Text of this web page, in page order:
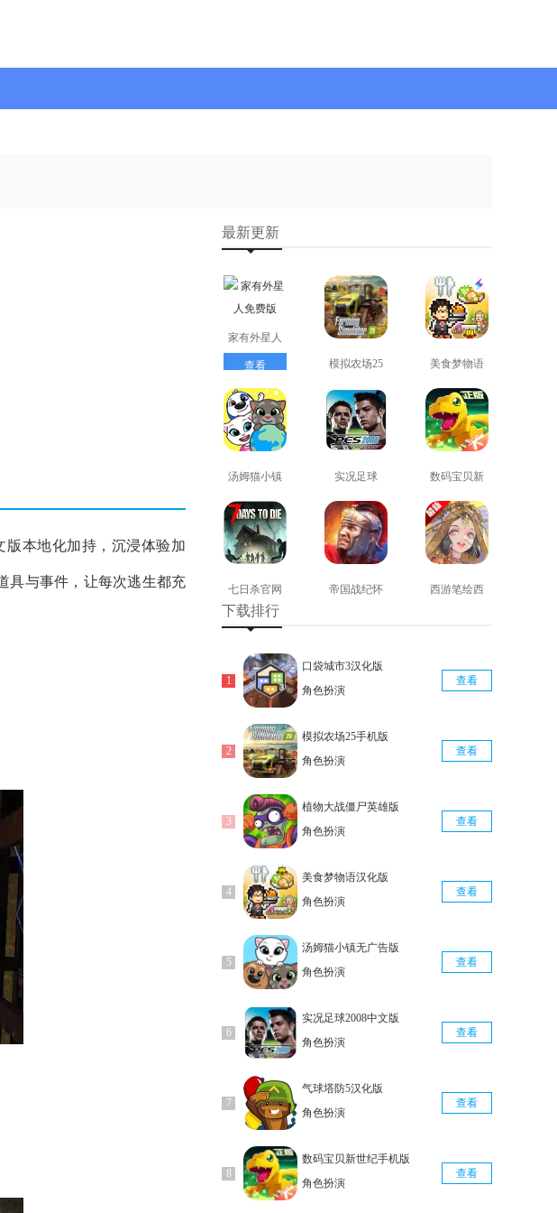
本地化加持，沉浸体验加
具与事件，让每次逃生都充
最新更新
家有外星人
免费版
查看
模拟农场25
免费版
查看
美食梦物语
正版
查看
汤姆猫小镇
免费版
查看
实况足球
2008安卓版
查看
数码宝贝新
世纪免费版
查看
七日杀官网
版
查看
帝国战纪怀
西游笔绘西
下载排行
口袋城市3汉化版
角色扮演
查看
模拟农场25手机版
角色扮演
查看
植物大战僵尸英雄版
角色扮演
查看
美食梦物语汉化版
角色扮演
查看
汤姆猫小镇无广告版
角色扮演
查看
实况足球2008中文版
角色扮演
查看
气球塔防5汉化版
角色扮演
查看
数码宝贝新世纪手机版
角色扮演
查看